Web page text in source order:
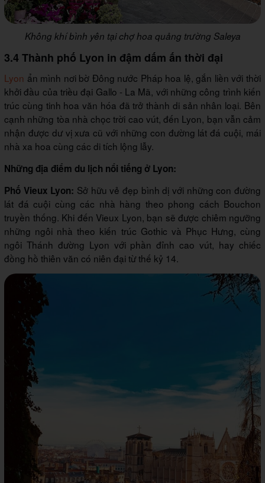
Không khí bình yên tại chợ hoa quảng trường Saleya
3.4 Thành phố Lyon in đậm dấm ấn thời đại
Lyon ẩn mình nơi bờ Đông nước Pháp hoa lệ, gắn liền với thời
khởi đầu của triều đại Gallo - La Mã, với những công trình kiến
trúc cùng tinh hoa văn hóa đã trở thành di sản nhân loại. Bên
cạnh những tòa nhà chọc trời cao vút, đến Lyon, bạn vẫn cảm
nhận được dư vị xưa cũ với những con đường lát đá cuội, mái
nhà xa hoa cùng các di tích lộng lẫy.
Những địa điểm du lịch nổi tiếng ở Lyon:
Phố Vieux Lyon: Sở hữu vẻ đẹp bình dị với những con đường
lát đá cuội cùng các nhà hàng theo phong cách Bouchon
truyền thống. Khi đến Vieux Lyon, bạn sẽ được chiêm ngưỡng
những ngôi nhà theo kiến trúc Gothic và Phục Hưng, cùng
ngôi Thánh đường Lyon với phần đỉnh cao vút, hay chiếc
đồng hồ thiên văn có niên đại từ thế kỷ 14.